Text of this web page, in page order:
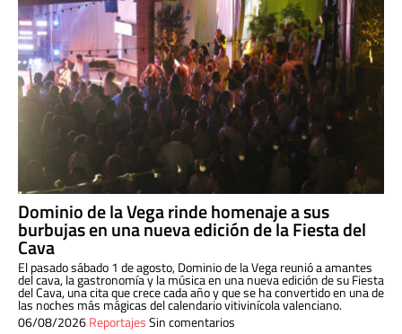
Dominio de la Vega rinde homenaje a sus
burbujas en una nueva edición de la Fiesta del
Cava
El pasado sábado 1 de agosto, Dominio de la Vega reunió a amantes
del cava, la gastronomía y la música en una nueva edición de su Fiesta
del Cava, una cita que crece cada año y que se ha convertido en una de
las noches más mágicas del calendario vitivinícola valenciano.
06/08/2026ReportajesSin comentarios